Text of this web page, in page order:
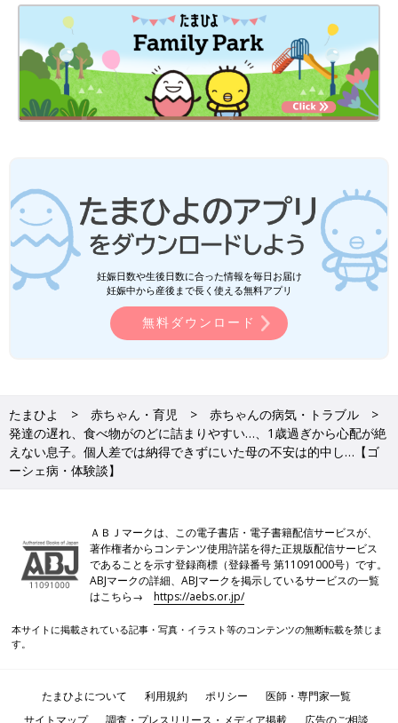
妊娠日数や生後日数に合った情報を毎日お届け
妊娠中から産後まで長く使える無料アプリ
無料ダウンロード
たまひよ 赤ちゃん・育児
赤ちゃんの病気・トラブル
発達の遅れ、食べ物がのどに詰まりやすい…、1歳過ぎから心配が絶
えない息子。個人差では納得できずにいた母の不安は的中し…【ゴ
ーシェ病・体験談】
ＡＢＪマークは、この電子書店・電子書籍配信サービスが、
著作権者からコンテンツ使用許諾を得た正規版配信サービス
であることを示す登録商標（登録番号 第11091000号）です。
ABJマークの詳細、ABJマークを掲示しているサービスの一覧
はこちら→https://aebs.or.jp/
本サイトに掲載されている記事・写真・イラスト等のコンテンツの無断転載を禁じま
す。
たまひよについて 利用規約 ポリシー
医師・専門家一覧
サイトマップ
調査・プレスリリース・メディア掲載 広告のご相談